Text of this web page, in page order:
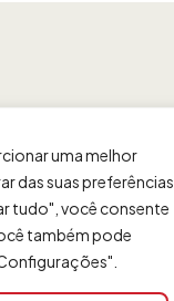
uma melhor
das suas preferências
tudo", você consente
também pode